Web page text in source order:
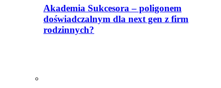
Akademia Sukcesora – poligonem
doświadczalnym dla next gen z firm
rodzinnych?